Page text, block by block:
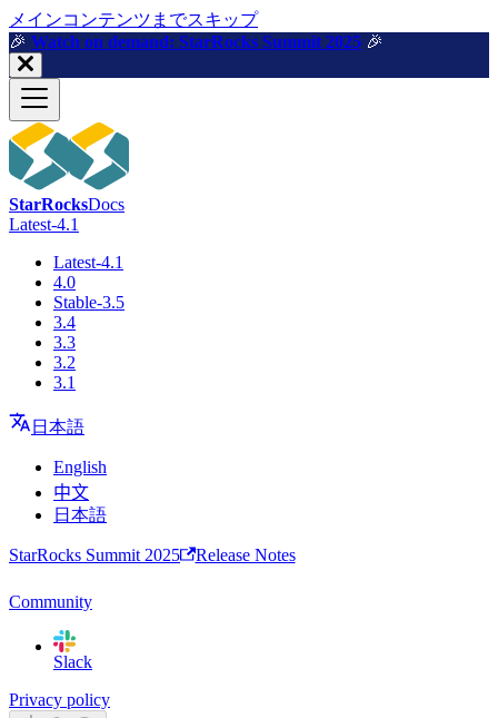
メインコンテンツまでスキップ
🎉️ Watch on demand: StarRocks Summit 2025 🎉️
StarRocksDocs
Latest-4.1
Latest-4.1
4.0
Stable-3.5
3.4
3.3
3.2
3.1
日本語
English
中文
日本語
StarRocks Summit 2025 Release Notes
Community
Slack
Privacy policy